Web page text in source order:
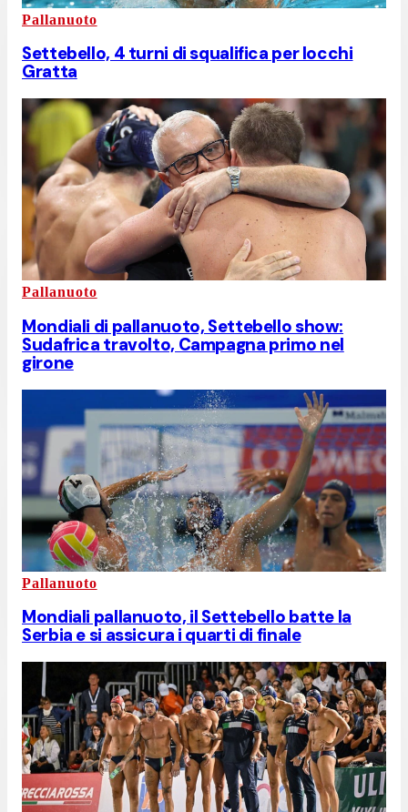
Pallanuoto
Settebello, 4 turni di squalifica per Iocchi
Gratta
Pallanuoto
Mondiali di pallanuoto, Settebello show:
Sudafrica travolto, Campagna primo nel
girone
Pallanuoto
Mondiali pallanuoto, il Settebello batte la
Serbia e si assicura i quarti di finale